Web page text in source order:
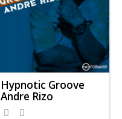
Hypnotic Groove
Andre Rizo